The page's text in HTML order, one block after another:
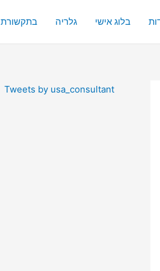
בלוג אישי גלריה בתקשורת
Tweets by usa_consultant